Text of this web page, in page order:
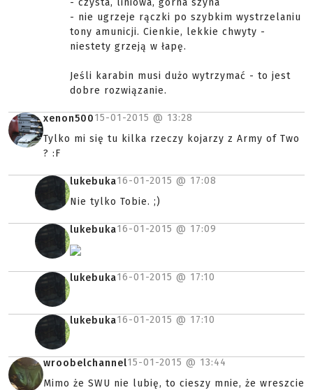
- czysta, liniowa, górna szyna
- nie ugrzeje rączki po szybkim wystrzelaniu
tony amunicji. Cienkie, lekkie chwyty -
niestety grzeją w łapę.
Jeśli karabin musi dużo wytrzymać - to jest
dobre rozwiązanie.
xenon50015-01-2015 @ 13:28
Tylko mi się tu kilka rzeczy kojarzy z Army of Two
? :F
lukebuka16-01-2015 @ 17:08
Nie tylko Tobie. ;)
lukebuka16-01-2015 @ 17:09
lukebuka16-01-2015 @ 17:10
lukebuka16-01-2015 @ 17:10
wroobelchannel15-01-2015 @ 13:44
Mimo że SWU nie lubię, to cieszy mnie, że wreszcie